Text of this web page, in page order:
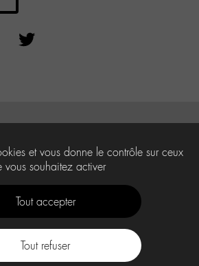
et vous donne le contrôle sur ceux
vous souhaitez activer
Tout accepter
Tout refuser